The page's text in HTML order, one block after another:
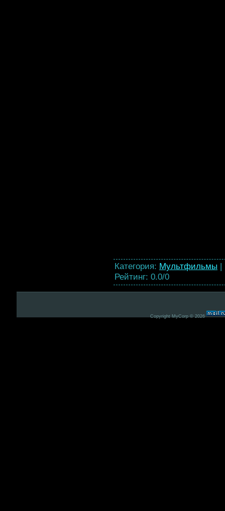
Категория: Мультфильмы |
Рейтинг: 0.0/0
Copyright MyCorp © 2026